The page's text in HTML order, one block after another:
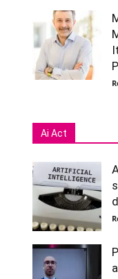
Ai Act